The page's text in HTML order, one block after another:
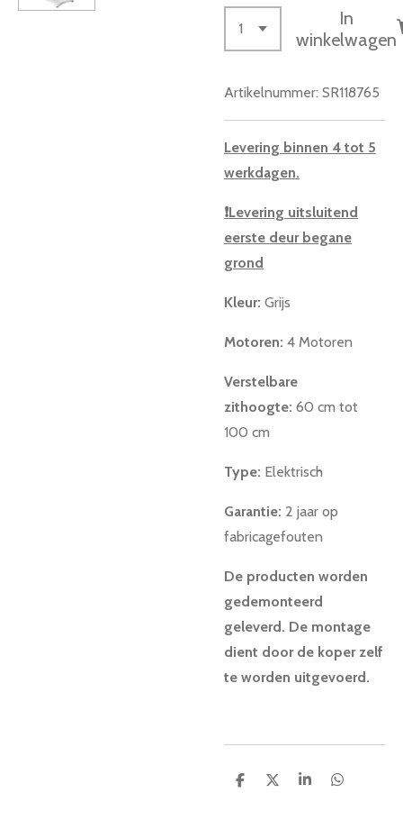
In
winkelwagen
Artikelnummer: SR118765
Levering binnen 4 tot 5
werkdagen.
❗Levering uitsluitend
eerste deur begane
grond
Kleur: Grijs
Motoren: 4 Motoren
Verstelbare
zithoogte: 60 cm tot
100 cm
Type: Elektrisch
Garantie: 2 jaar op
fabricagefouten
De producten worden
gedemonteerd
geleverd. De montage
dient door de koper zelf
te worden uitgevoerd.
D
D
S
D